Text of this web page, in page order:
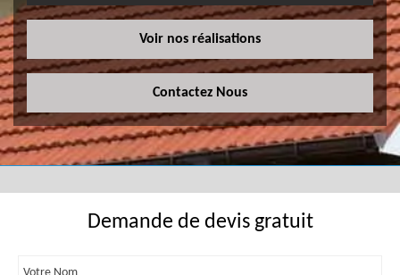
Voir nos réalisations
Contactez Nous
Demande de devis gratuit